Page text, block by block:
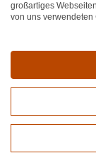
*Alle Preise
großartiges
von uns